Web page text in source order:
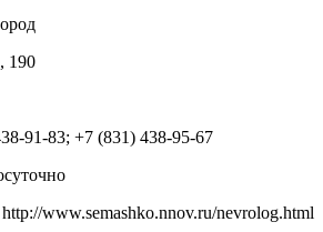
190
91-83; +7 (831) 438-95-67
http://www.semashko.nnov.ru/nevrolog.html